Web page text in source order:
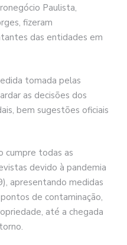
Paulista,
fizeram
das entidades em
tomada pelas
as decisões dos
bem sugestões oficiais
cumpre todas as
devido à pandemia
apresentando medidas
de contaminação,
até a chegada